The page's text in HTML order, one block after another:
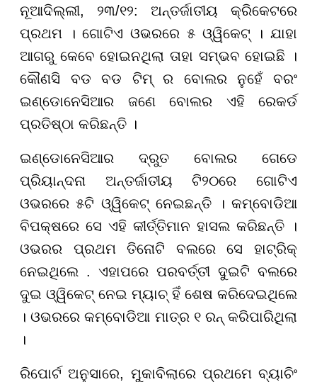
ନୂଆଦିଲ୍ଲୀ, ୨୩/୧୨: ଅନ୍ତର୍ଜାତୀୟ କ୍ରିକେଟରେ
ପ୍ରଥମ । ଗୋଟିଏ ଓଭରରେ ୫ ଓ୍ୱିକେଟ୍ । ଯାହା
ଆଗରୁ କେବେ ହୋଇନଥିଲା ତାହା ସମ୍ଭବ ହୋଇଛି ।
କୌଣସି ବଡ ବଡ ଟିମ୍ ର ବୋଲର ନୁହେଁ ବରଂ
ଇଣ୍ଡୋନେସିଆର ଜଣେ ବୋଲର ଏହି ରେକର୍ଡ
ପ୍ରତିଷ୍ଠା କରିଛନ୍ତି ।
ଇଣ୍ଡୋନେସିଆର ଦ୍ରୁତ ବୋଲର ଗେଡେ
ପ୍ରିୟାନ୍ଦନା ଅନ୍ତର୍ଜାତୀୟ ଟି୨୦ରେ ଗୋଟିଏ
ଓଭରରେ ୫ଟି ଓ୍ୱିକେଟ୍ ନେଇଛନ୍ତି । କମ୍ବୋଡିଆ
ବିପକ୍ଷରେ ସେ ଏହି କୀର୍ତ୍ତିମାନ ହାସଲ କରିଛନ୍ତି ।
ଓଭରର ପ୍ରଥମ ତିନୋଟି ବଲରେ ସେ ହାଟ୍ରିକ୍
ନେଇଥିଲେ . ଏହାପରେ ପରବର୍ତ୍ତୀ ଦୁଇଟି ବଲରେ
ଦୁଇ ଓ୍ୱିକେଟ୍ ନେଇ ମ୍ୟାଚ୍ ହିଁ ଶେଷ କରିଦେଇଥିଲେ
। ଓଭରରେ କମ୍ବୋଡିଆ ମାତ୍ର ୧ ରନ୍ କରିପାରିଥିଲା
।
ରିପୋର୍ଟ ଅନୁସାରେ, ମୁକାବିଲାରେ ପ୍ରଥମେ ବ୍ୟାଚିଂ